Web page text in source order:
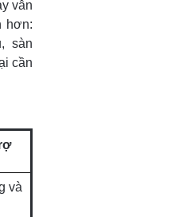
vẫn
hơn:
sàn
cần
và